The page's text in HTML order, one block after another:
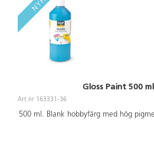
Gloss Paint 500
Art.nr 163331-36
500 ml. Blank hobbyfärg med hög